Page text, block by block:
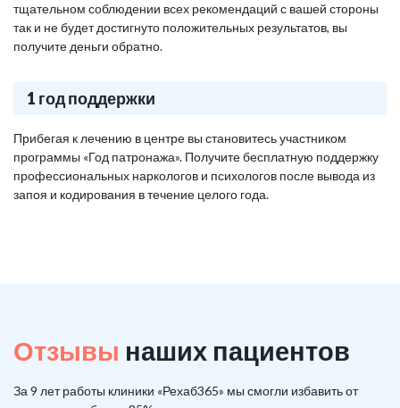
тщательном соблюдении всех рекомендаций с вашей стороны
так и не будет достигнуто положительных результатов, вы
получите деньги обратно.
1 год поддержки
Прибегая к лечению в центре вы становитесь участником
программы «Год патронажа». Получите бесплатную поддержку
профессиональных наркологов и психологов после вывода из
запоя и кодирования в течение целого года.
Отзывы наших пациентов
За 9 лет работы клиники «Рехаб365» мы смогли избавить от